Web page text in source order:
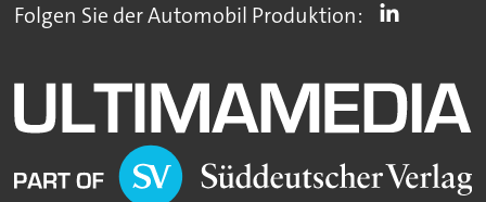
Folgen Sie der Automobil Produktion: